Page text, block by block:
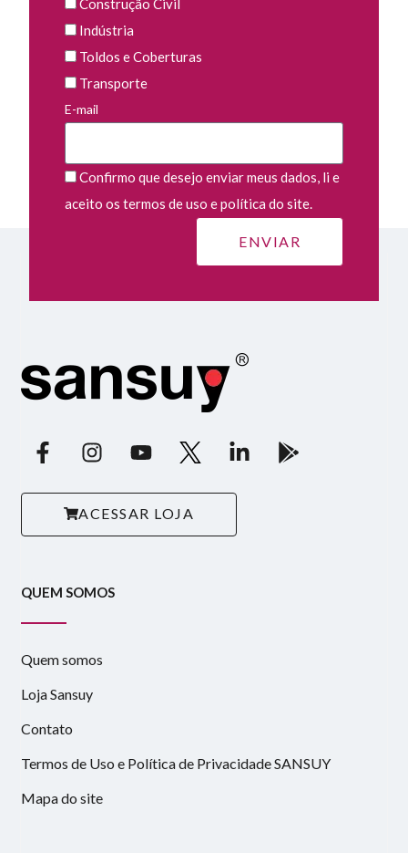
Construção Civil
Indústria
Toldos e Coberturas
Transporte
E-mail
Confirmo que desejo enviar meus dados, li e
aceito os termos de uso e política do site.
ACESSAR LOJA
QUEM SOMOS
Quem somos
Loja Sansuy
Contato
Termos de Uso e Política de Privacidade SANSUY
Mapa do site